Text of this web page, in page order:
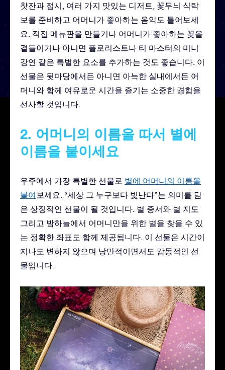
찻잔과 접시, 여러 가지 맛있는 디저트, 꽃무늬 식탁
보를 준비하고 어머니가 좋아하는 음악도 틀어보세
요. 직접 메뉴판을 만들거나 어머니가 좋아하는 꽃을
곁들이거나 아니면 플로리스트나 티 마스터의 미니
강연 같은 특별한 요소를 추가하는 것도 좋습니다. 이
선물은 뒷마당에서든 아니면 아늑한 실내에서든 어
머니와 함께 여유로운 시간을 즐기는 소중한 경험을
선사할 것입니다.
2. 어머니의 이름을 따서 별에
이름을 붙이세요
우주에서 가장 특별한 선물로 별에 어머니의 이름을
붙여 보세요. “세상 그 누구보다 빛난다”는 의미를 담
은 상징적인 선물이 될 것입니다. 별 증서와 별 지도
그리고 밤하늘에서 어머니만을 위한 별을 찾을 수 있
는 정확한 좌표도 함께 제공됩니다. 이 선물은 시간이
지나도 변하지 않으며 낭만적이면서도 감동적인 선
물입니다.